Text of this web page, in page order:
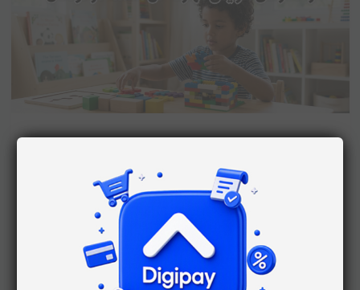
راهکارهای افزایش مهارت حل مسئله در
حل مسئله یکی از مهارت‌های اساسی زندگی است که از دوران کودکی
شکل می‌گیرد. والدین با ایجاد فرصت‌های مناسب می‌توانند این
توانایی را در فرزندان خود تقویت کنند.